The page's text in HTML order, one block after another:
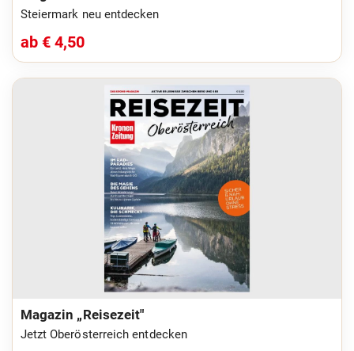
Steiermark neu entdecken
ab € 4,50
Magazin „Reisezeit"
Jetzt Oberösterreich entdecken